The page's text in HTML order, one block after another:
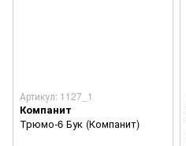
Артикул: 1127_1
Компанит
Трюмо-6 Бук (Компанит)